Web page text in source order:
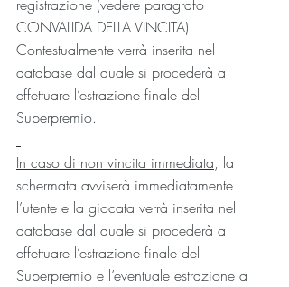
registrazione (vedere paragrafo
CONVALIDA DELLA VINCITA).
Contestualmente verrà inserita nel
database dal quale si procederà a
effettuare l’estrazione finale del
Superpremio.
In caso di non vincita immediata, la
schermata avviserà immediatamente
l’utente e la giocata verrà inserita nel
database dal quale si procederà a
effettuare l’estrazione finale del
Superpremio e l’eventuale estrazione a